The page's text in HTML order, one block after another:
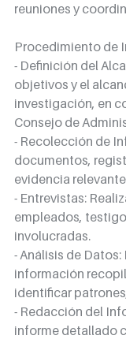
reuniones y
Procedimiento de
- Definición del
objetivos y el
investigación, en
Consejo de
- Recolección de
documentos,
evidencia
- Entrevistas:
empleados,
involucradas.
- Análisis de Datos:
información
identificar
- Redacción del
informe detallado